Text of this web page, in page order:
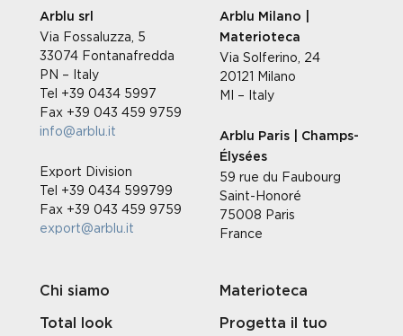
Arblu srl
Via Fossaluzza, 5
33074 Fontanafredda
PN – Italy
Tel +39 0434 5997
Fax +39 043 459 9759
info@arblu.it
Export Division
Tel +39 0434 599799
Fax +39 043 459 9759
export@arblu.it
Arblu Milano |
Materioteca
Via Solferino, 24
20121 Milano
MI – Italy
Arblu Paris | Champs-
Élysées
59 rue du Faubourg
Saint-Honoré
75008 Paris
France
Chi siamo
Total look
Materioteca
Progetta il tuo